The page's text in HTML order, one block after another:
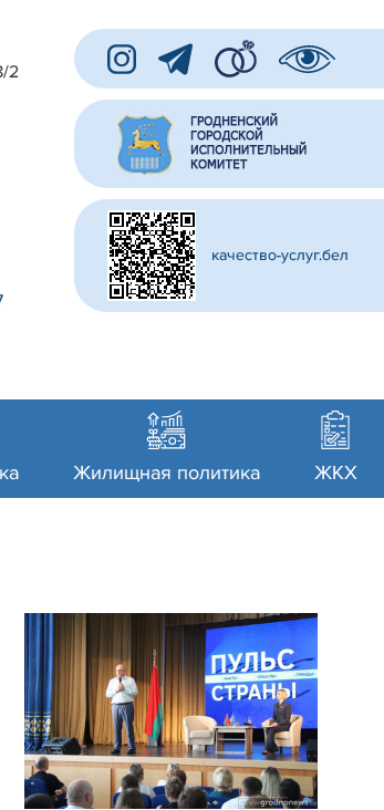
2
качество-услуг.бел
Жилищная политика ЖКХ